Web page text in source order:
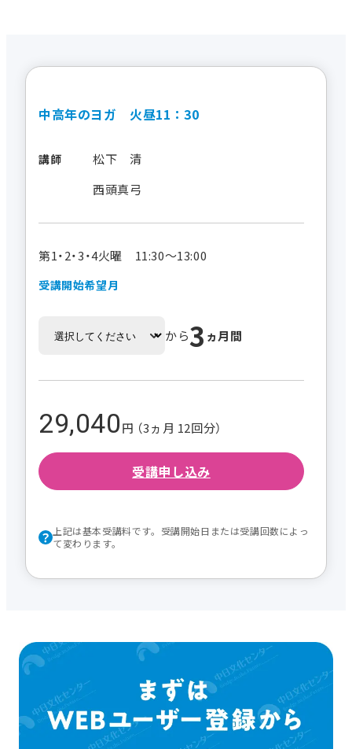
中高年のヨガ 火昼11：30
講師
松下 清
西頭真弓
第1・2・3・4火曜 11:30～13:00
受講開始希望月
から3 ヵ月間
29,040円 （3ヵ月 12回分）
受講申し込み
上記は基本受講料です。受講開始日または受講回数によっ
て変わります。